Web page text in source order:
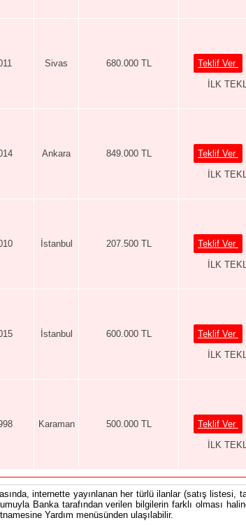
Sivas 680.000 TL Teklif Ver
İLK
Ankara 849.000 TL Teklif Ver
İLK
İstanbul 207.500 TL Teklif Ver
İLK
İstanbul 600.000 TL Teklif Ver
İLK
Karaman 500.000 TL Teklif Ver
İLK
internette yayınlanan her türlü ilanlar (satış listesi,
Banka tarafından verilen bilgilerin farklı olması
Yardım menüsünden ulaşılabilir.